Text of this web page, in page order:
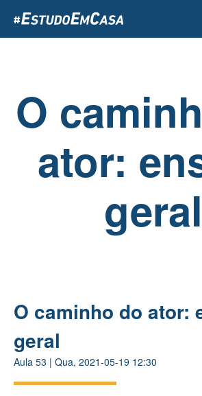
para
o
O
ator:
geral
O caminho do ator:
geral
Aula 53 | Qua, 2021-05-19 12:30